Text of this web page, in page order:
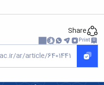
Share
Print